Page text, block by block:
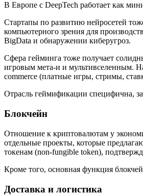
В Европе с DeepTech работает как
Стартапы по развитию нейросетей
компьютерного зрения для
BigData и обнаружении киберугроз.
Сфера гейминга тоже получает
игровым мета-и и мультивселенным.
commerce (платные игры, стримы,
Отрасль геймификации специфична,
Блокчейн
Отношение к криптовалютам у
отдельные проекты, которые
токенам (non-fungible token),
Кроме того, основная функция
Доставка и логистика